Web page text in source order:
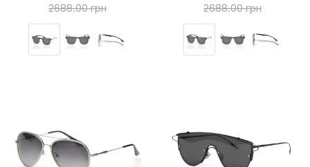
2688.00 грн 2688.00 грн